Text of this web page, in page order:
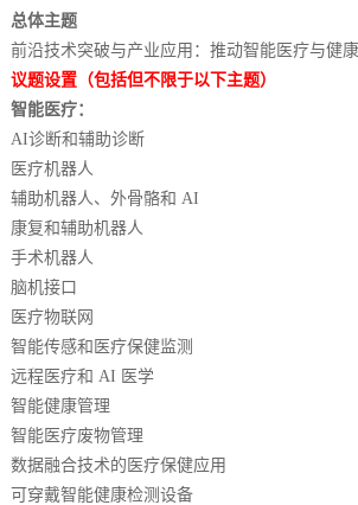
总体主题
前沿技术突破与产业应用：推动智能医疗与健
议题设置（包括但不限于以下主题）
智能医疗：
AI诊断和辅助诊断
医疗机器人
辅助机器人、外骨骼和 AI
康复和辅助机器人
手术机器人
脑机接口
医疗物联网
智能传感和医疗保健监测
远程医疗和 AI 医学
智能健康管理
智能医疗废物管理
数据融合技术的医疗保健应用
可穿戴智能健康检测设备